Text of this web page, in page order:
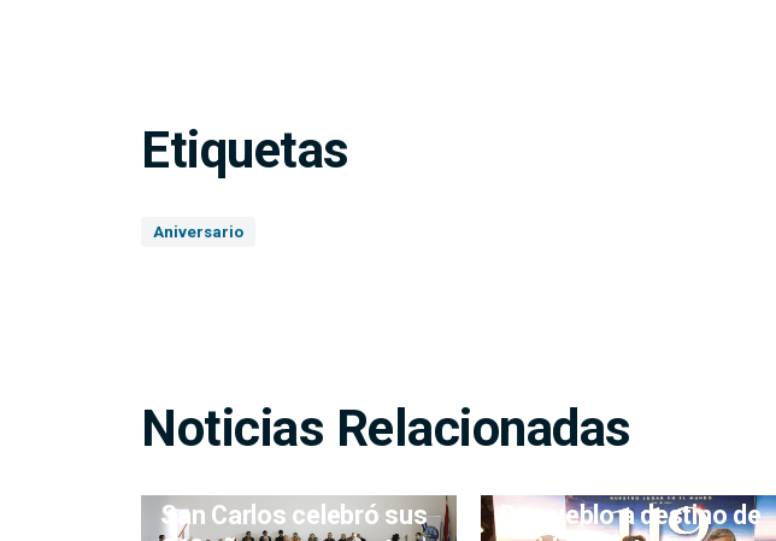
Etiquetas
Aniversario
Noticias Relacionadas
San Carlos celebró sus
De pueblo a destino de